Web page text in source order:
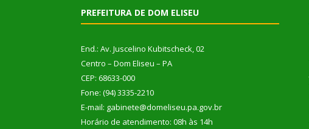
PREFEITURA DE DOM ELISEU
End.: Av. Juscelino Kubitscheck, 02
Centro – Dom Eliseu – PA
CEP: 68633-000
Fone: (94) 3335-2210
E-mail: gabinete@domeliseu.pa.gov.br
Horário de atendimento: 08h às 14h